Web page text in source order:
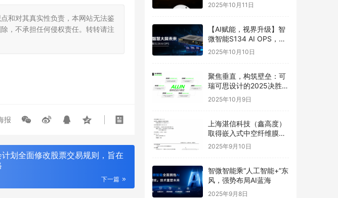
和对其真实性负责，本网站无法鉴
，不承担任何侵权责任。转转请注
报
划全面修改股票交易规则，旨在
下一篇
2025年10月11日
【AI赋能，视界升级】智
微智能S134 AI OPS，重
构智慧大屏未来
2025年10月10日
聚焦垂直，构筑壁垒：可
瑞可思设计的2025决胜之
道
2025年10月9日
上海湛信科技（鑫高度）
取得嵌入式中空纤维膜喷
丝头发明专利
2025年9月10日
智微智能乘“人工智能+”东
风，强势布局AI蓝海
2025年9月8日